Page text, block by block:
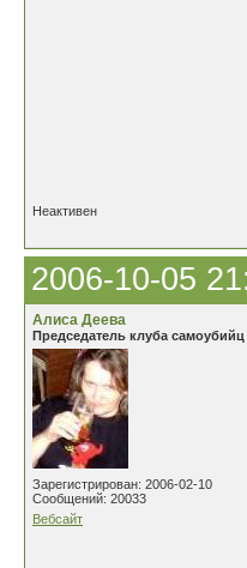
Неактивен
2006-10-05
Алиса Деева
Председатель клуба самоубийц
Зарегистрирован: 2006-02-10
Сообщений: 20033
Вебсайт